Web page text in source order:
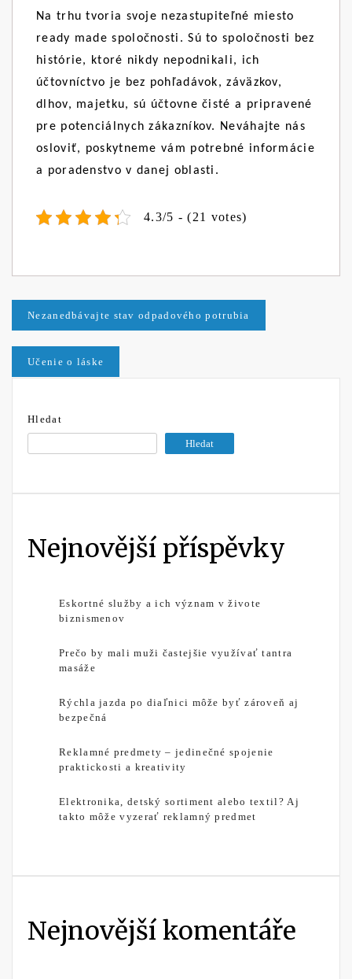
Na trhu tvoria svoje nezastupiteľné miesto
ready made spoločnosti. Sú to spoločnosti bez
histórie, ktoré nikdy nepodnikali, ich
účtovníctvo je bez pohľadávok, záväzkov,
dlhov, majetku, sú účtovne čisté a pripravené
pre potenciálnych zákazníkov. Neváhajte nás
osloviť, poskytneme vám potrebné informácie
a poradenstvo v danej oblasti.
4.3/5 - (21 votes)
Navigace
pro
Nezanedbávajte stav odpadového potrubia
Učenie o láske
Hledat
Hledat
Nejnovější příspěvky
Eskortné služby a ich význam v živote
biznismenov
Prečo by mali muži častejšie využívať tantra
masáže
Rýchla jazda po diaľnici môže byť zároveň aj
bezpečná
Reklamné predmety – jedinečné spojenie
praktickosti a kreativity
Elektronika, detský sortiment alebo textil? Aj
takto môže vyzerať reklamný predmet
Nejnovější komentáře